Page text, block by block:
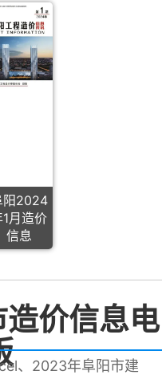
阳2024
1月造价
信息
价信息电
、2023年阜阳市建